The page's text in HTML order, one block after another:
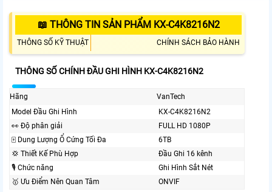
📖 THÔNG TIN SẢN PHẨM KX-C4K8216N2
THÔNG SỐ KỸ THUẬT CHÍNH SÁCH BẢO HÀNH
THÔNG SỐ CHÍNH ĐẦU GHI HÌNH KX-C4K8216N2
Hãng
VanTech
Model Đầu Ghi Hình
KX-C4K8216N2
️👀 Độ phân giải
FULL HD 1080P
🀄 Dung Lượng Ổ Cứng Tối Đa
6TB
💢 Thiết Kế Phù Hợp
Đầu Ghi 16 kênh
🎙 Chức năng
Ghi Hình Sắt Nét
🥇️ Ưu Điểm Nên Quan Tâm
ONVIF